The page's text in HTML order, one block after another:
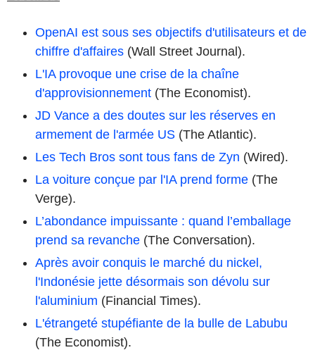
OpenAI est sous ses objectifs d'utilisateurs et de
chiffre d'affaires (Wall Street Journal).
L'IA provoque une crise de la chaîne
d'approvisionnement (The Economist).
JD Vance a des doutes sur les réserves en
armement de l'armée US (The Atlantic).
Les Tech Bros sont tous fans de Zyn (Wired).
La voiture conçue par l'IA prend forme (The
Verge).
L’abondance impuissante : quand l’emballage
prend sa revanche (The Conversation).
Après avoir conquis le marché du nickel,
l'Indonésie jette désormais son dévolu sur
l'aluminium (Financial Times).
L'étrangeté stupéfiante de la bulle de Labubu
(The Economist).